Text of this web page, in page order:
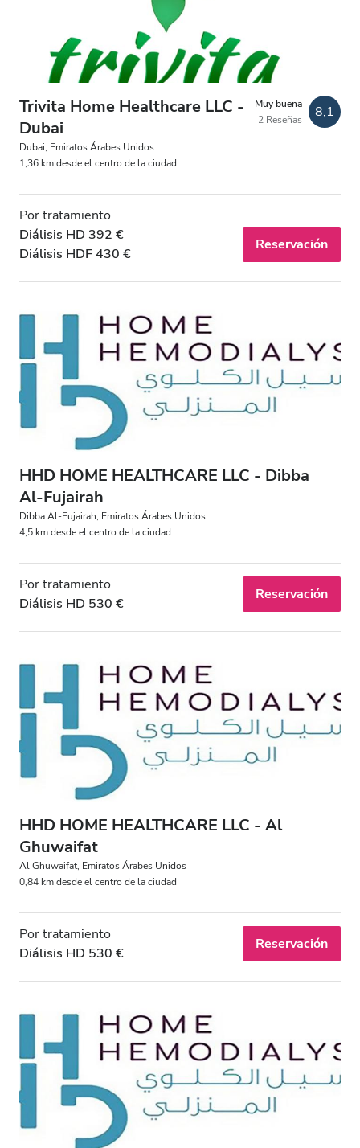
Mediodía
Noche
Buena
Muy buena
Excelente
Trivita Home Healthcare LLC -
Dubai
Dubai, Emiratos Árabes Unidos
1,36 km desde el centro de la ciudad
Muy buena
2 Reseñas
8,1
Por tratamiento
Diálisis HD 392 €
Diálisis HDF 430 €
Reservación
HHD HOME HEALTHCARE LLC - Dibba
Al‑Fujairah
Dibba Al‑Fujairah, Emiratos Árabes Unidos
4,5 km desde el centro de la ciudad
Por tratamiento
Diálisis HD 530 €
Reservación
HHD HOME HEALTHCARE LLC - Al
Ghuwaifat
Al Ghuwaifat, Emiratos Árabes Unidos
0,84 km desde el centro de la ciudad
Por tratamiento
Diálisis HD 530 €
Reservación